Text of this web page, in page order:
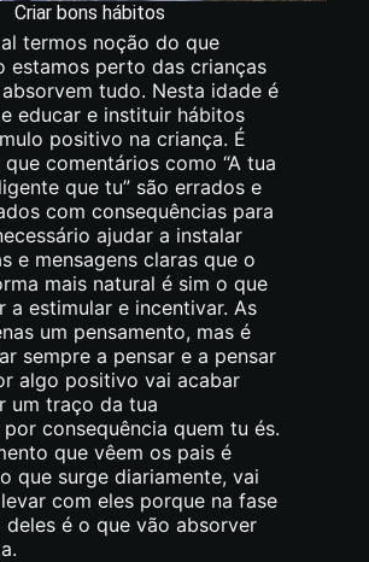
Criar bons hábitos
termos noção do que
estamos perto das crianças
tudo. Nesta idade é
educar e instituir hábitos
positivo na criança. É
comentários como “A tua
que tu” são errados e
com consequências para
ajudar a instalar
e mensagens claras que o
mais natural é sim o que
a estimular e incentivar. As
um pensamento, mas é
sempre a pensar e a pensar
algo positivo vai acabar
um traço da tua
consequência quem tu és.
que vêem os pais é
que surge diariamente, vai
com eles porque na fase
é o que vão absorver